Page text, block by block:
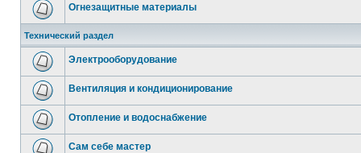
Огнезащитные материалы
Технический раздел
Электрооборудование
Вентиляция и кондиционирование
Отопление и водоснабжение
Сам себе мастер